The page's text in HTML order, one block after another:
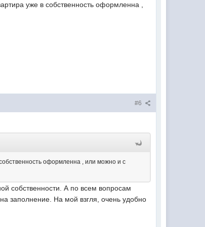
уже в собственность оформленна ,
#6
оформленна , или можно и с
собственности. А по всем вопросам
заполнение. На мой взгля, очень удобно